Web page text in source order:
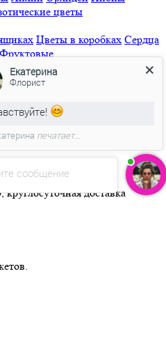
цветы
Цветы в коробках Сердца
Фруктовые
Извинения
Мужчине Ребенку
переулок, д. 25
доставка
сообщение
Екатерина
Флорист
печатает...